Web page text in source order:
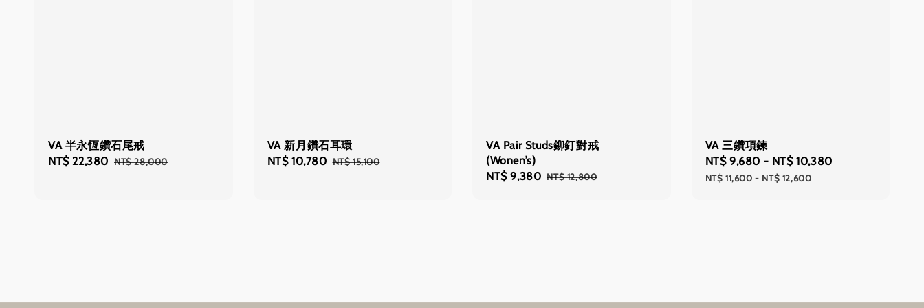
VA 半永恆鑽石尾戒
Sale
NT$ 22,380 Regular
NT$ 28,000
VA 新月鑽石耳環
Sale
NT$ 10,780 Regular
NT$ 15,100
VA Pair Studs鉚釘對戒
(Wonen’s)
Sale
NT$ 9,380 Regular
NT$ 12,800
VA 三鑽項鍊
Sale
price
NT$ 9,680 - NT$ 10,380
NT$ 11,600-NT$ 12,600